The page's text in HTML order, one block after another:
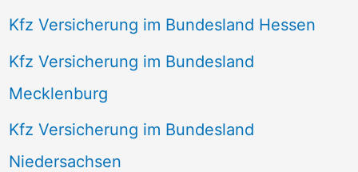
Kfz Versicherung im Bundesland Hessen
Kfz Versicherung im Bundesland
Mecklenburg
Kfz Versicherung im Bundesland
Niedersachsen